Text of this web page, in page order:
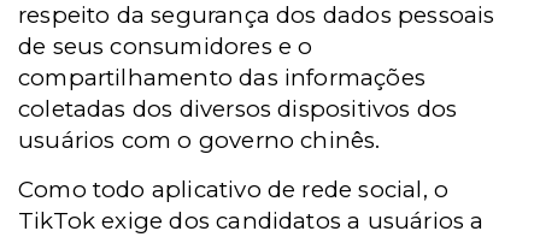
respeito da segurança dos dados pessoais
de seus consumidores e o
compartilhamento das informações
coletadas dos diversos dispositivos dos
usuários com o governo chinês.
Como todo aplicativo de rede social, o
TikTok exige dos candidatos a usuários a